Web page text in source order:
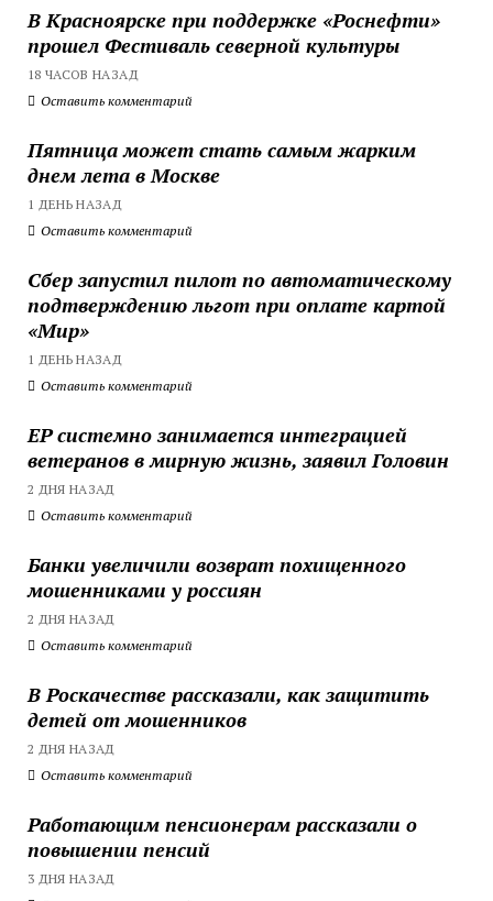
В Красноярске при поддержке «Роснефти»
прошел Фестиваль северной культуры
18 ЧАСОВ НАЗАД
Оставить комментарий
Пятница может стать самым жарким
днем лета в Москве
1 ДЕНЬ НАЗАД
Оставить комментарий
Сбер запустил пилот по автоматическому
подтверждению льгот при оплате картой
«Мир»
1 ДЕНЬ НАЗАД
Оставить комментарий
ЕР системно занимается интеграцией
ветеранов в мирную жизнь, заявил Головин
2 ДНЯ НАЗАД
Оставить комментарий
Банки увеличили возврат похищенного
мошенниками у россиян
2 ДНЯ НАЗАД
Оставить комментарий
В Роскачестве рассказали, как защитить
детей от мошенников
2 ДНЯ НАЗАД
Оставить комментарий
Работающим пенсионерам рассказали о
повышении пенсий
3 ДНЯ НАЗАД